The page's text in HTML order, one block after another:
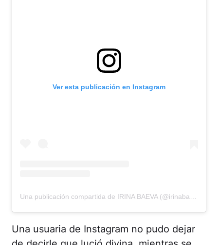
Ver esta publicación en Instagram
Una usuaria de Instagram no pudo dejar